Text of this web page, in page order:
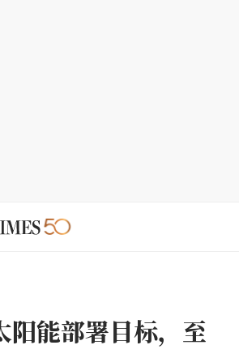
能部署目标，至